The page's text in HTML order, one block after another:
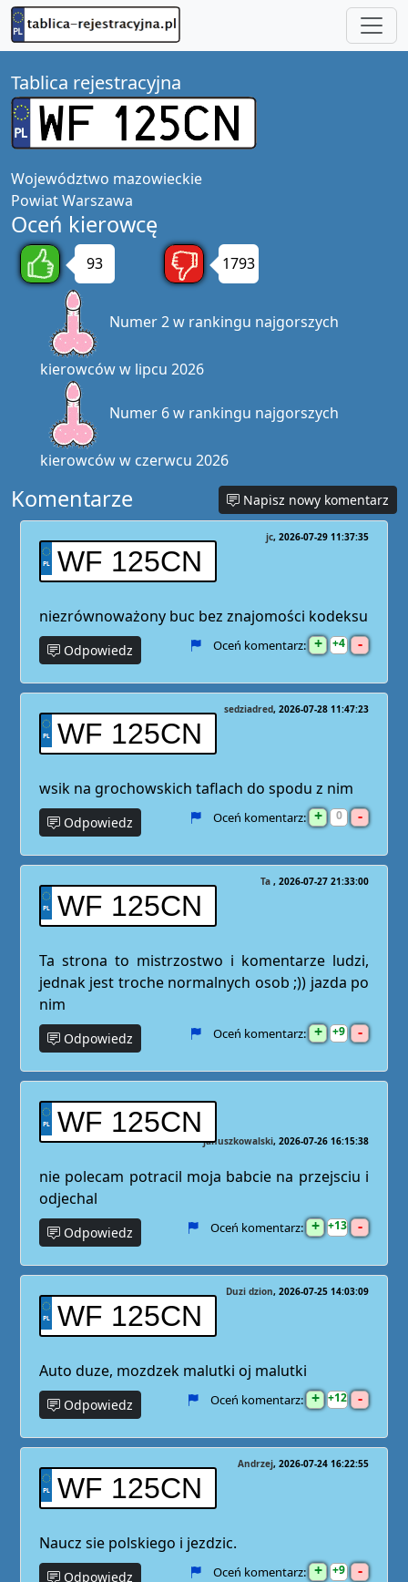
Tablica rejestracyjna
Województwo mazowieckie
PowiatWarszawa
Oceń kierowcę
93 1793
Numer 2 w rankingu najgorszych
kierowców w lipcu 2026
Numer 6 w rankingu najgorszych
kierowców w czerwcu 2026
Komentarze Napisz nowy komentarz
WF 125CN
jc 2026-07-29 11:37:35
niezrównoważony buc bez znajomości kodeksu
Odpowiedz Oceń komentarz: + 4 -
WF 125CN
sedziadred 2026-07-28 11:47:23
wsik na grochowskich taflach do spodu z nim
Odpowiedz Oceń komentarz: + 0 -
WF 125CN
Ta 2026-07-27 21:33:00
Ta strona to mistrzostwo i komentarze ludzi,
jednak jest troche normalnych osob ;)) jazda po
nim
Odpowiedz Oceń komentarz: + 9 -
WF 125CN
januszkowalski 2026-07-26 16:15:38
nie polecam potracil moja babcie na przejsciu i
odjechal
Odpowiedz Oceń komentarz: + 13 -
WF 125CN
Duzi dzion 2026-07-25 14:03:09
Auto duze, mozdzek malutki oj malutki
Odpowiedz Oceń komentarz: + 12 -
WF 125CN
Andrzej 2026-07-24 16:22:55
Naucz sie polskiego i jezdzic.
Odpowiedz Oceń komentarz: + 9 -